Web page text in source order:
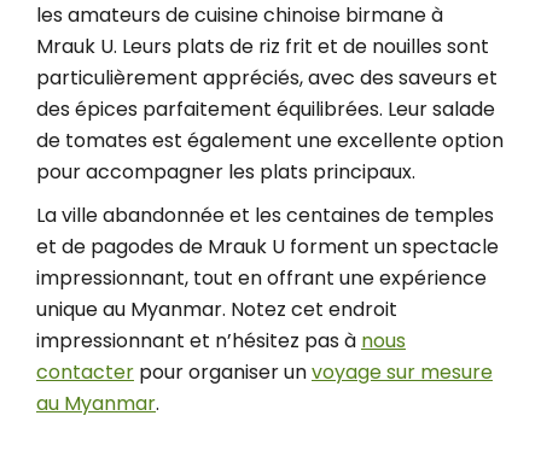
les amateurs de cuisine chinoise birmane à
Mrauk U. Leurs plats de riz frit et de nouilles sont
particulièrement appréciés, avec des saveurs et
des épices parfaitement équilibrées. Leur salade
de tomates est également une excellente option
pour accompagner les plats principaux.
La ville abandonnée et les centaines de temples
et de pagodes de Mrauk U forment un spectacle
impressionnant, tout en offrant une expérience
unique au Myanmar. Notez cet endroit
impressionnant et n’hésitez pas à nous
contacter pour organiser unvoyage sur mesure
au Myanmar.